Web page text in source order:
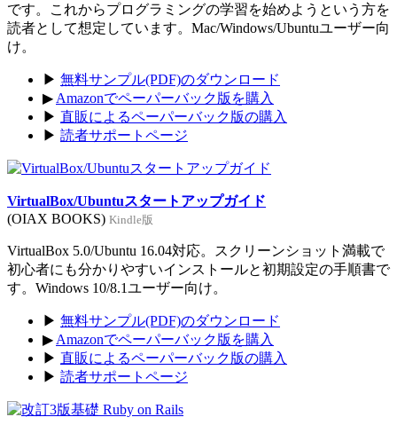
です。これからプログラミングの学習を始めようという方を
読者として想定しています。Mac/Windows/Ubuntuユーザー向
け。
▶ 無料サンプル(PDF)のダウンロード
▶ Amazonでペーパーバック版を購入
▶ 直販によるペーパーバック版の購入
▶ 読者サポートページ
VirtualBox/Ubuntuスタートアップガイド
(OIAX BOOKS) Kindle版
VirtualBox 5.0/Ubuntu 16.04対応。スクリーンショット満載で
初心者にも分かりやすいインストールと初期設定の手順書で
す。Windows 10/8.1ユーザー向け。
▶ 無料サンプル(PDF)のダウンロード
▶ Amazonでペーパーバック版を購入
▶ 直販によるペーパーバック版の購入
▶ 読者サポートページ